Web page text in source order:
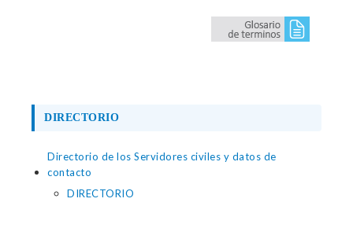
DIRECTORIO
Directorio de los Servidores civiles y datos de
contacto
DIRECTORIO